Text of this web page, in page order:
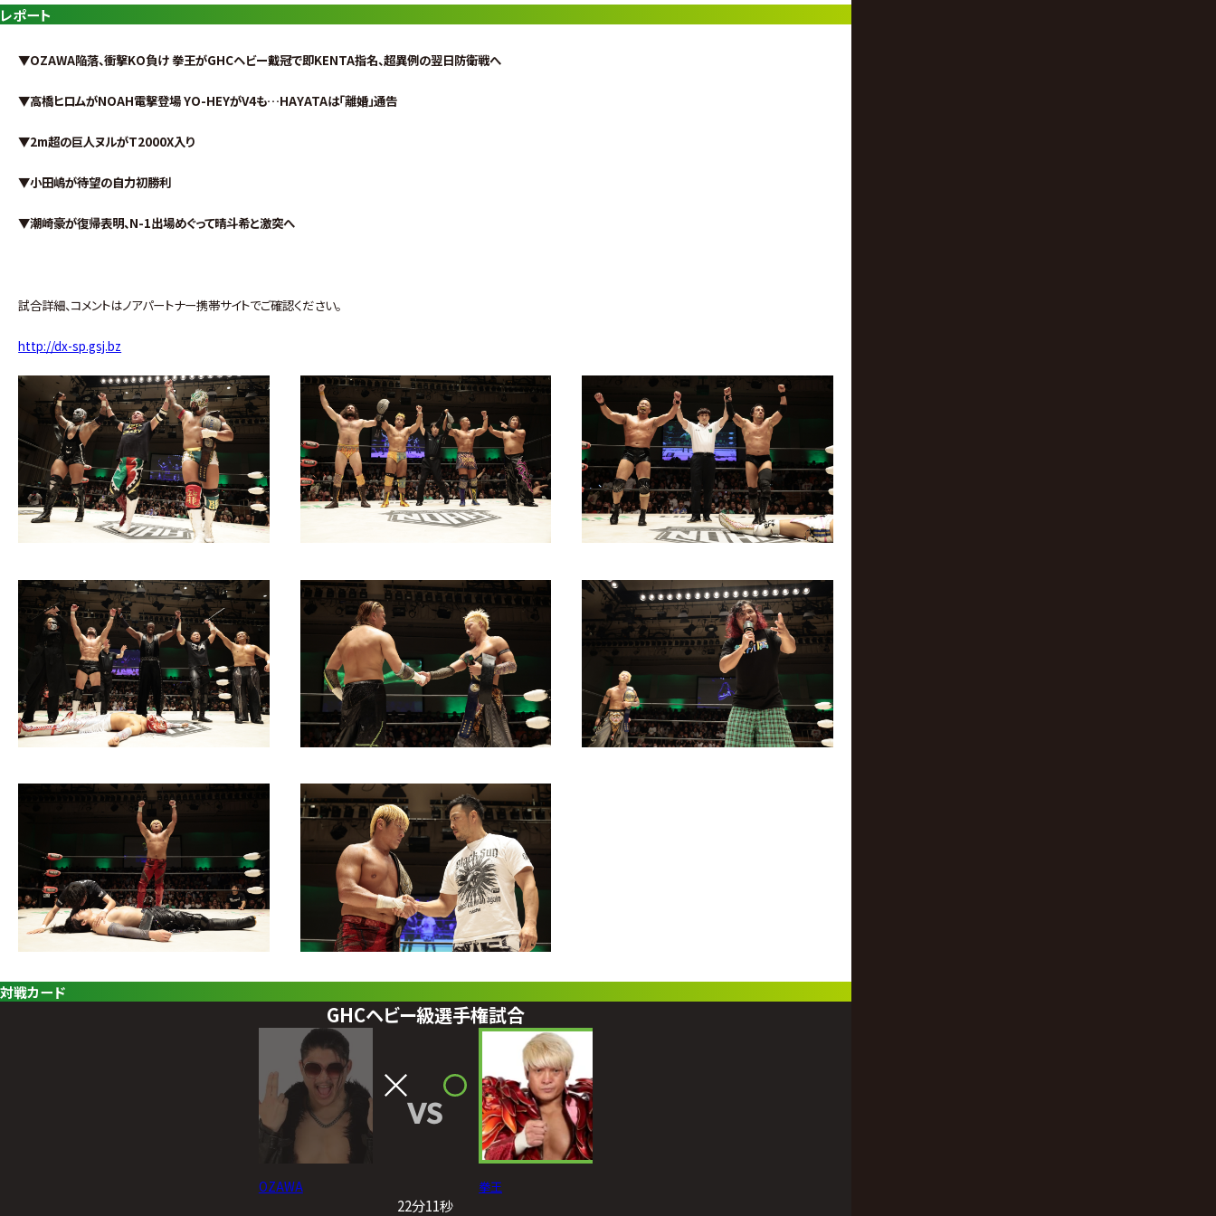
レポート
▼OZAWA陥落、衝撃KO負け 拳王がGHCヘビー戴冠で即KENTA指名、超異例の翌日防衛戦へ
▼高橋ヒロムがNOAH電撃登場 YO-HEYがV4も…HAYATAは「離婚」通告
▼2m超の巨人ヌルがT2000X入り
▼小田嶋が待望の自力初勝利
▼潮崎豪が復帰表明、N-1出場めぐって晴斗希と激突へ
試合詳細、コメントはノアパートナー携帯サイトでご確認ください。
http://dx-sp.gsj.bz
対戦カード
GHCヘビー級選手権試合
OZAWA
VS
拳王
22分11秒